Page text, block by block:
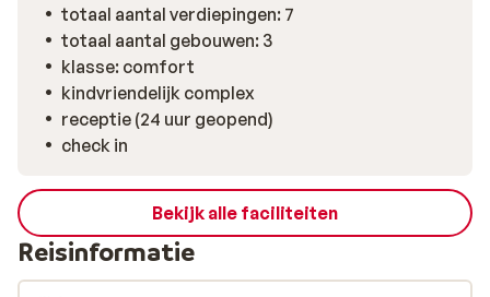
totaal aantal verdiepingen: 7
totaal aantal gebouwen: 3
klasse: comfort
kindvriendelijk complex
receptie (24 uur geopend)
check in
Bekijk alle faciliteiten
Reisinformatie